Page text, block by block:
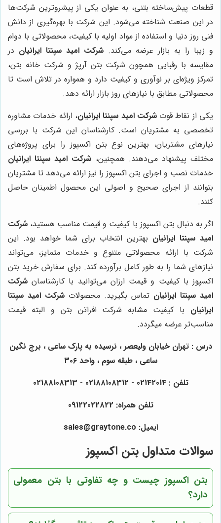
قطعات پیش‌ساخته بتنی، به عنوان یکی از پیشروترین شرکت‌ها
در این صنعت شناخته می‌شود. این شرکت با بهره‌گیری از دانش
فنی روز دنیا و استفاده از مواد اولیه با کیفیت، محصولاتی با دوام
و زیبا را به بازار عرضه می‌کند. شرکت امید سپنتا ایرانیان در
مقایسه با رقبایی همچون شرکت بتن آرپژ و شرکت خانه بتن،
تمرکز ویژه‌ای بر نوآوری و کیفیت دارد و همواره در تلاش است تا
محصولاتی مطابق با نیازهای روز بازار ارائه دهد.
یکی از نقاط قوتشرکت امید سپنتا ایرانیان، ارائه خدمات مشاوره
تخصصی به مشتریان است. کارشناسان این شرکت با بررسی
نیازهای مشتریان، بهترین نوع بتن اکسپوز را برای پروژه‌های
مختلف پیشنهاد می‌دهند. همچنین، شرکت امید سپنتا ایرانیان
خدمات نصب و اجرای بتن اکسپوز را نیز ارائه می‌دهد تا مشتریان
بتوانند از اجرای صحیح و اصولی این محصول اطمینان حاصل
کنند.
اگر به دنبال بتن اکسپوز با کیفیت و قیمت مناسب هستید، شرکت
امید سپنتا ایرانیان بهترین انتخاب برای شما خواهد بود. این
شرکت با ارائه محصولاتی متنوع و خدمات متمایز، می‌تواند
نیازهای شما را به طور کامل برآورده کند. برای سفارش خرید بتن
اکسپوز با کیفیت و قیمت ارزان می‌توانید با کارشناسان شرکت
امید سپنتا ایرانیان تماس بگیرید. محصولات شرکت امید سپنتا
ایرانیان با کیفیت مشابه شرکت افراتن بتن و البته قیمت
مناسب‌تر عرضه میگردد.
درس : تهران خیابان ولیعصر ، نرسیده به پارک ساعی ، برج نگین
ساعی ، طبقه سوم ، واحد ۳۰۶
تلفن : 02142014 - 02188108312 - 02188108313
تلفن همراه: 09122022822
ایمیل: sales@graytone.co
سوالات متداول بتن اکسپوز
بتن اکسپوز چیست و چه تفاوتی با بتن معمولی
دارد؟